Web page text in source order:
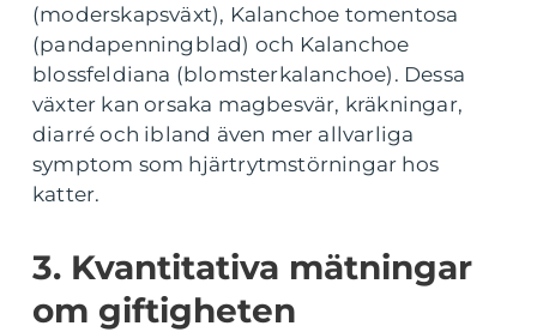
(moderskapsväxt), Kalanchoe tomentosa
(pandapenningblad) och Kalanchoe
blossfeldiana (blomsterkalanchoe). Dessa
växter kan orsaka magbesvär, kräkningar,
diarré och ibland även mer allvarliga
symptom som hjärtrytmstörningar hos
katter.
3. Kvantitativa mätningar
om giftigheten